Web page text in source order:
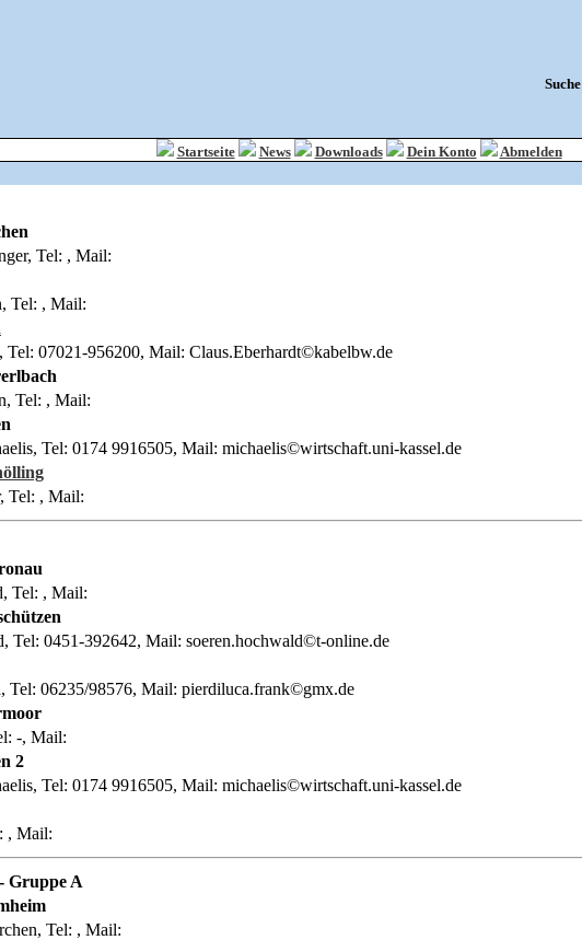
Suche
Startseite News Downloads Dein Konto Abmelden
Tel: , Mail:
Tel: , Mail:
Tel: 07021-956200, Mail: Claus.Eberhardt©kabelbw.de
Tel: , Mail:
Tel: 0174 9916505, Mail: michaelis©wirtschaft.uni-kassel.de
Tel: , Mail:
Tel: , Mail:
Tel: 0451-392642, Mail: soeren.hochwald©t-online.de
Tel: 06235/98576, Mail: pierdiluca.frank©gmx.de
-, Mail:
2
Tel: 0174 9916505, Mail: michaelis©wirtschaft.uni-kassel.de
, Mail:
Gruppe A
Tel: , Mail: